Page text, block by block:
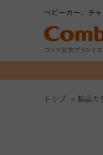
ベビーカー、チ
トップ > 製品カ